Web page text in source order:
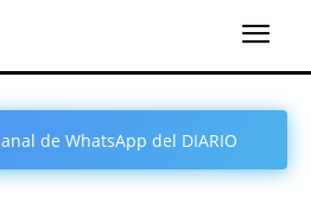
de WhatsApp del DIARIO